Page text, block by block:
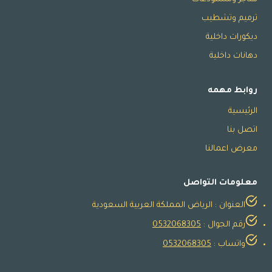
ترميم وتشطيب
ديكورات داخلية
دهانات داخلية
روابط مهمه
الرئيسية
اتصل بنا
معرض اعمالنا
معلومات التواصل
العنوان : الرياض المملكة العربية السعودية
رقم الجوال : 0532068305
واتساب : 0532068305